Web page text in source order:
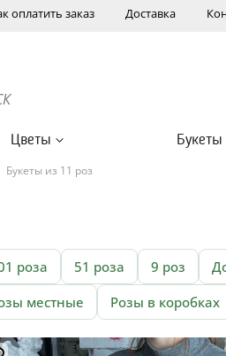
оплатить заказ Доставка
Цветы Букеты
Букеты из 11 роз
роза 51 роза 9 роз
местные
Розы в коробках